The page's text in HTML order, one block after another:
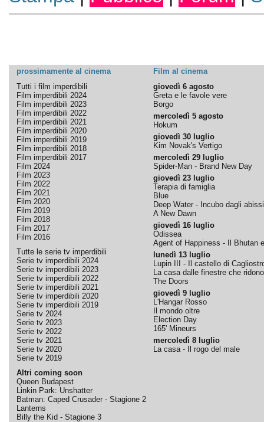
prossimamente al cinema
Film al cinema
Tutti i film imperdibili
Film imperdibili 2024
Film imperdibili 2023
Film imperdibili 2022
Film imperdibili 2021
Film imperdibili 2020
Film imperdibili 2019
Film imperdibili 2018
Film imperdibili 2017
Film 2024
Film 2023
Film 2022
Film 2021
Film 2020
Film 2019
Film 2018
Film 2017
Film 2016
Tutte le serie tv imperdibili
Serie tv imperdibili 2024
Serie tv imperdibili 2023
Serie tv imperdibili 2022
Serie tv imperdibili 2021
Serie tv imperdibili 2020
Serie tv imperdibili 2019
Serie tv 2024
Serie tv 2023
Serie tv 2022
Serie tv 2021
Serie tv 2020
Serie tv 2019
Altri coming soon
Queen Budapest
Linkin Park: Unshatter
Batman: Caped Crusader - Stagione 2
Lanterns
Billy the Kid - Stagione 3
giovedì 6 agosto
Greta e le favole vere
Borgo
mercoledì 5 agosto
Hokum
giovedì 30 luglio
Kim Novak's Vertigo
mercoledì 29 luglio
Spider-Man - Brand New Day
giovedì 23 luglio
Terapia di famiglia
Blue
Deep Water - Incubo dagli abissi
A New Dawn
giovedì 16 luglio
Odissea
Agent of Happiness - Il Bhutan
lunedì 13 luglio
Lupin III - Il castello di
La casa dalle finestre che ridono
The Doors
giovedì 9 luglio
L'Hangar Rosso
Il mondo oltre
Election Day
165' Mineurs
mercoledì 8 luglio
La casa - Il rogo del male